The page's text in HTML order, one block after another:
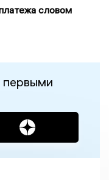
словом
первыми